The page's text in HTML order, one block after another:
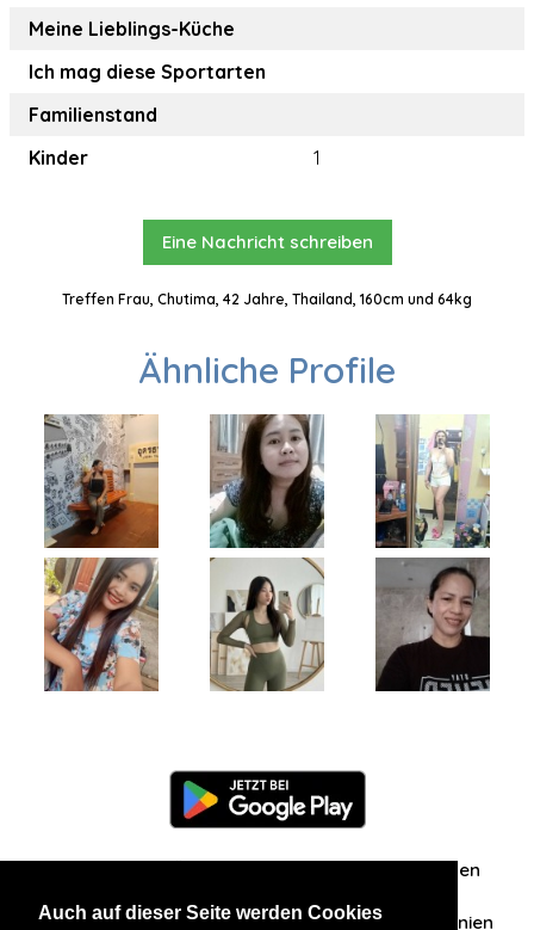
Auch auf dieser Seite werden Cookies
Meine Lieblings-Küche
Ich mag diese Sportarten
Familienstand
Kinder
1
Eine Nachricht schreiben
Treffen Frau, Chutima, 42 Jahre, Thailand, 160cm und 64kg
Ähnliche Profile
Zuschriften/Erfahrungen
Datenschutzerklärung AGB Datenschutzrichtlinien